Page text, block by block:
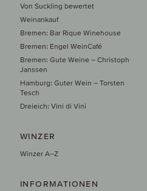
Von Suckling bewertet
Weinankauf
Bremen: Bar Rique Winehouse
Bremen: Engel WeinCafé
Bremen: Gute Weine – Christoph
Janssen
Hamburg: Guter Wein – Torsten
Tesch
Dreieich: Vini di Vini
WINZER
Winzer A–Z
INFORMATIONEN